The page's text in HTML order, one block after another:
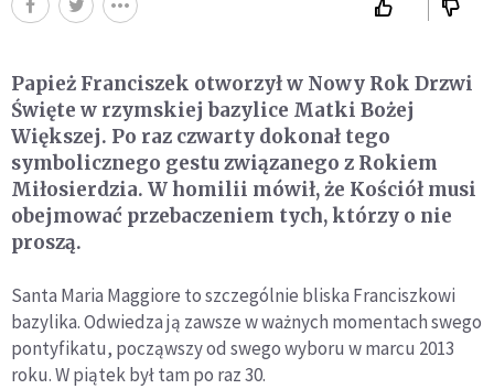
Papież Franciszek otworzył w Nowy Rok Drzwi
Święte w rzymskiej bazylice Matki Bożej
Większej. Po raz czwarty dokonał tego
symbolicznego gestu związanego z Rokiem
Miłosierdzia. W homilii mówił, że Kościół musi
obejmować przebaczeniem tych, którzy o nie
proszą.
Santa Maria Maggiore to szczególnie bliska Franciszkowi
bazylika. Odwiedza ją zawsze w ważnych momentach swego
pontyfikatu, począwszy od swego wyboru w marcu 2013
roku. W piątek był tam po raz 30.